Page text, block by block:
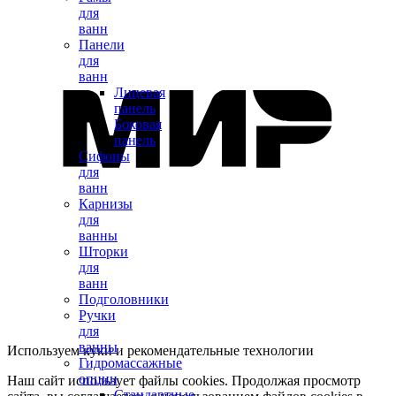
для
ванн
Панели
для
ванн
Лицевая
панель
Боковая
панель
Сифоны
для
ванн
Карнизы
для
ванны
Шторки
для
ванн
Подголовники
Ручки
для
ванны
Гидромассажные
опции
Используем куки и рекомендательные технологии
Наш сайт использует файлы cookies. Продолжая просмотр